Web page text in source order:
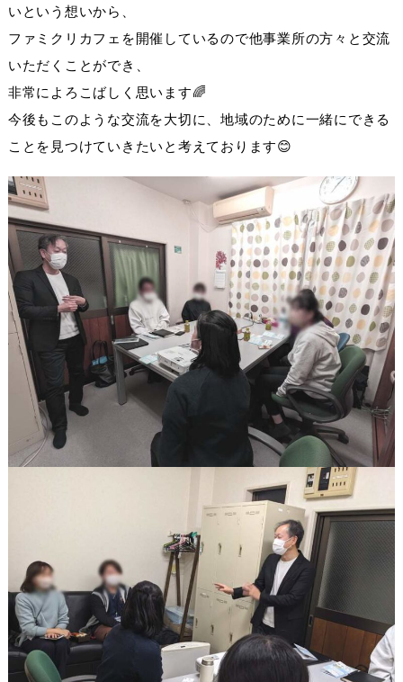
いとい う想いから、
ファミクリカフェを開催しているので他事業所の方々と交流
いただくことができ、
非常によろこばしく思います🌈
今後もこのような交流を大切に、地域のために一緒にできる
ことを見つけていきたいと考えております😊